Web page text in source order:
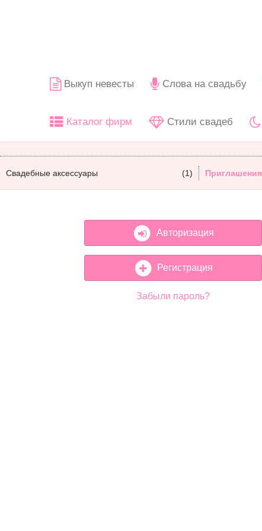
Выкуп невесты Слова на свадьбу
Каталог фирм Стили свадеб
Свадебные аксессуары (1) Приглашения
Авторизация
Регистрация
Забыли пароль?